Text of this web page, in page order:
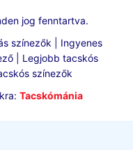
jog fenntartva.
színezők | Ingyenes
| Legjobb tacskós
színezők
Tacskómánia